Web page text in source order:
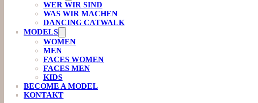
WER WIR SIND
WAS WIR MACHEN
DANCING CATWALK
MODELS
WOMEN
MEN
FACES WOMEN
FACES MEN
KIDS
BECOME A MODEL
KONTAKT